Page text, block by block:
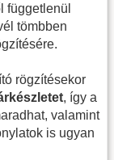
függetlenül
tömbben
rögzítésekor
, így a
valamint
is ugyan